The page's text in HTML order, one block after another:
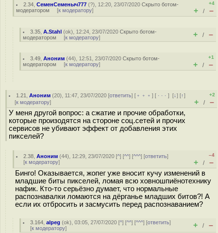
2.34 ,СеменСеменыч777 (?), 12:20, 23/07/2020Скрыто ботом-
модератором [к модератору]
+4
+ / –
3.35 ,A.Stahl (ok), 12:24, 23/07/2020Скрыто ботом-
модератором [к модератору] + / –
3.49 ,Аноним (44), 12:51, 23/07/2020Скрыто ботом-
модератором [к модератору]
+1
+ / –
1.21 ,Аноним (20), 11:47, 23/07/2020 [ответить] [ ﹢﹢﹢] [ · · ·][↓] [↑]
[к модератору]
+2
+ / –
У меня другой вопрос: а сжатие и прочие обработки,
которые произодятся на стороне соц.сетей и прочих
сервисов не убивают эффект от добавления этих
пикселей?
2.38 ,Аноним (44), 12:29, 23/07/2020 [^] [^^] [^^^] [ответить]
[к модератору]
–4
+ / –
Бинго! Оказывается, жопег уже вносит кучу изменений в
младшие биты пикселей, ломая всю ховношпиёнотехнику
нафик. Кто-то серьёзно думает, что нормальные
распознавалки ломаются на дёрганье младших битов?! А
если их отбросить и засмусить перед распознаванием?
3.164 ,alpeg (ok), 03:05, 27/07/2020 [^] [^^] [^^^] [ответить]
[к модератору] + / –